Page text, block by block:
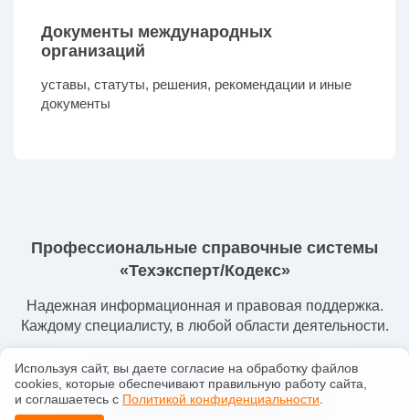
Документы международных
организаций
уставы, статуты, решения, рекомендации и иные
документы
Профессиональные справочные системы
«Техэксперт/Кодекс»
Надежная информационная и правовая поддержка.
Каждому специалисту, в любой области деятельности.
Заказать демонстрацию
Используя сайт, вы даете согласие на обработку файлов
сооkiеs, которые обеспечивают правильную работу сайта,
и соглашаетесь с Политикой конфиденциальности.